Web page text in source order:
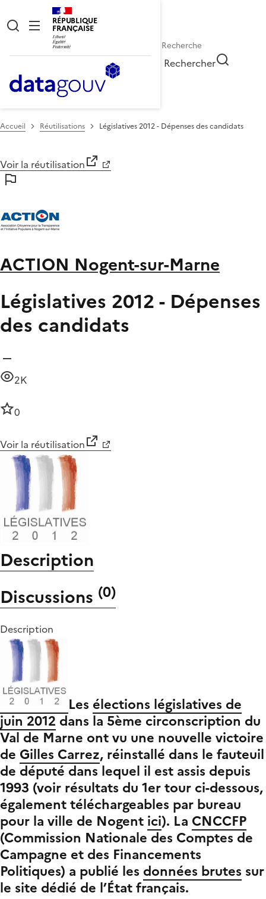
RÉPUBLIQUE
FRANÇAISE
Rechercher
Accueil Réutilisations Législatives 2012 - Dépenses des candidats
Voir la réutilisation
ACTION Nogent-sur-Marne
Législatives 2012 - Dépenses
des candidats
2K
0
Voir la réutilisation
Description
Discussions (0)
Description
Les élections législatives de
juin 2012 dans la 5ème circonscription du
Val de Marne ont vu une nouvelle victoire
de Gilles Carrez, réinstallé dans le fauteuil
de député dans lequel il est assis depuis
1993 (voir résultats du 1er tour ci-dessous,
également téléchargeables par bureau
pour la ville de Nogent ici). La CNCCFP
(Commission Nationale des Comptes de
Campagne et des Financements
Politiques) a publié les données brutes sur
le site dédié de l’État français.